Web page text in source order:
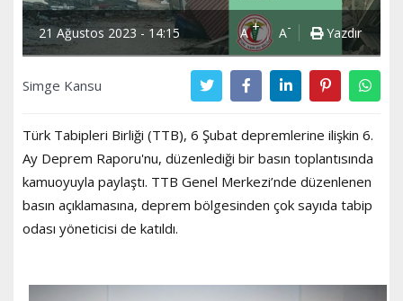
21 Ağustos 2023 - 14:15 A+ A- Yazdır
Simge Kansu
Türk Tabipleri Birliği (TTB), 6 Şubat depremlerine ilişkin 6.
Ay Deprem Raporu'nu, düzenlediği bir basın toplantısında
kamuoyuyla paylaştı. TTB Genel Merkezi’nde düzenlenen
basın açıklamasına, deprem bölgesinden çok sayıda tabip
odası yöneticisi de katıldı.